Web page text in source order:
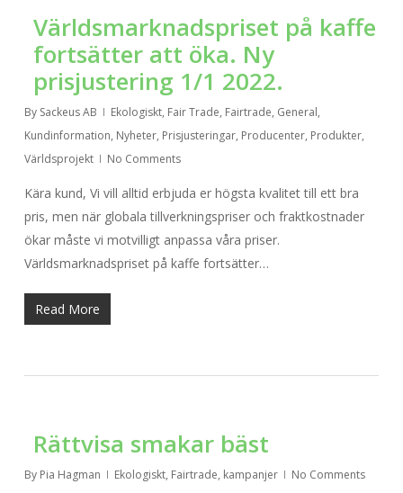
Världsmarknadspriset på kaffe
fortsätter att öka. Ny
prisjustering 1/1 2022.
By Sackeus AB Ekologiskt, Fair Trade, Fairtrade, General,
Kundinformation, Nyheter, Prisjusteringar, Producenter, Produkter,
Världsprojekt
No Comments
Kära kund, Vi vill alltid erbjuda er högsta kvalitet till ett bra
pris, men när globala tillverkningspriser och fraktkostnader
ökar måste vi motvilligt anpassa våra priser.
Världsmarknadspriset på kaffe fortsätter…
Read More
Rättvisa smakar bäst
By Pia Hagman Ekologiskt, Fairtrade, kampanjer No Comments